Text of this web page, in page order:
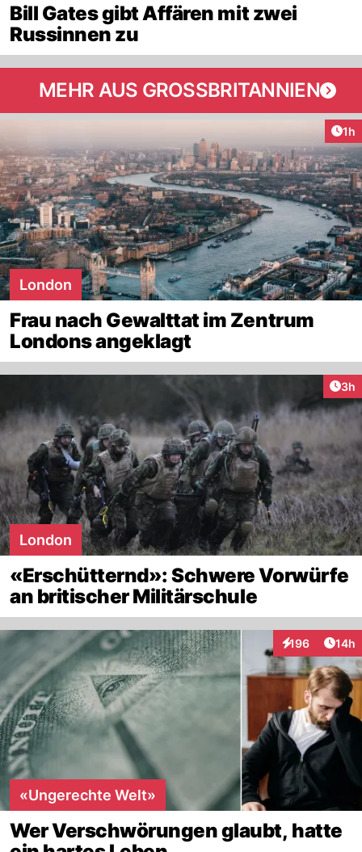
Bill Gates gibt Affären mit zwei
Russinnen zu
MEHR AUS GROSSBRITANNIEN
1h
London
Frau nach Gewalttat im Zentrum
Londons angeklagt
3h
London
«Erschütternd»: Schwere Vorwürfe
an britischer Militärschule
196
Interaktionen
14h
«Ungerechte Welt»
Wer Verschwörungen glaubt, hatte